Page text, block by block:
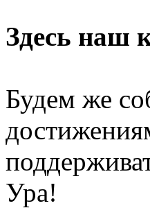
Здесь наш
Будем же
Ура!